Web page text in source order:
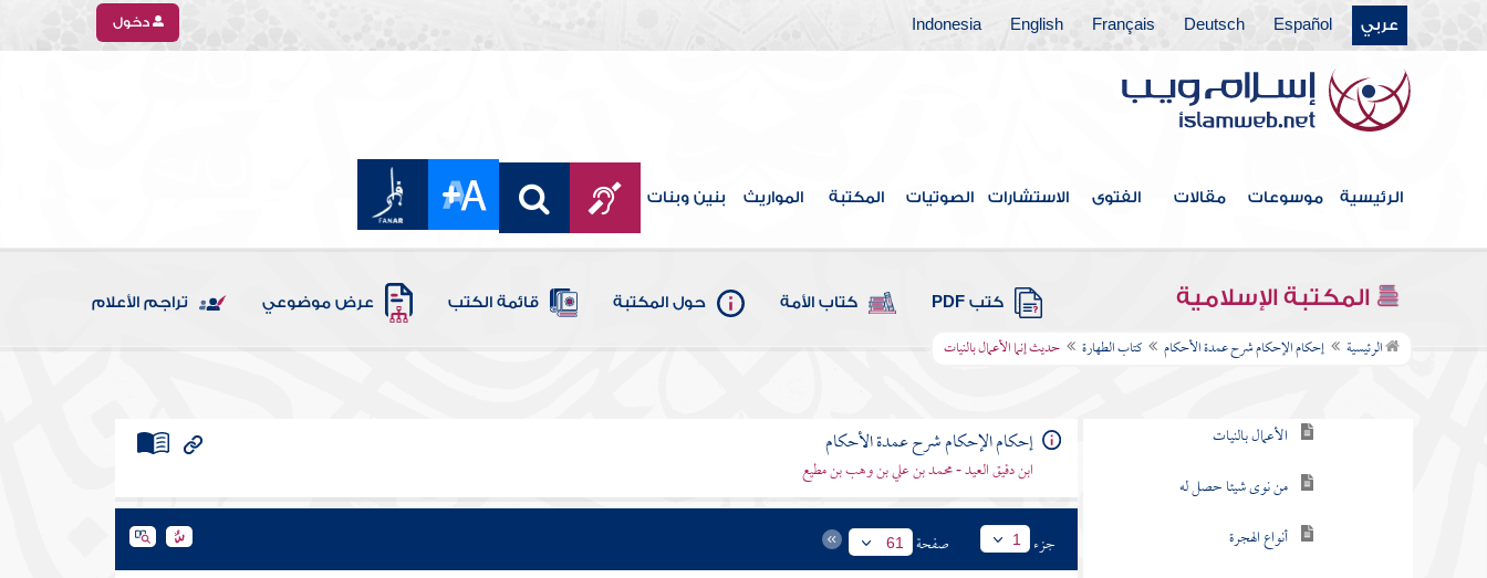
عربي Español
Deutsch
Français
English
Indonesia دخول
الرئيسية موسوعات مقالات الفتوى الاستشارات الصوتيات المكتبة المواريث بنين وبنات
المكتبة الإسلامية كتب PDF كتاب الأمة حول المكتبة قائمة الكتب عرض موضوعي تراجم الأعلام
الرئيسية إحكام الإحكام شرح عمدة الأحكام كتاب الطهارة حديث إنما الأعمال بالنيات
فهرس الكتاب
كتاب الطهارة
حديث إنما الأعمال بالنيات
الأعمال بالنيات
من نوى شيئا حصل له
أنواع الهجرة
إحكام الإحكام شرح عمدة الأحكام
ابن دقيق العيد - محمد بن علي بن وهب بن مطيع
جزء 1 صفحة 61